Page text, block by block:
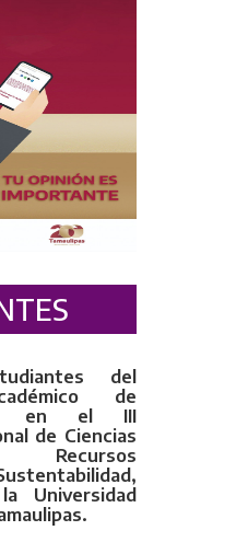
del
de
en el III
de Ciencias
Recursos
Universidad